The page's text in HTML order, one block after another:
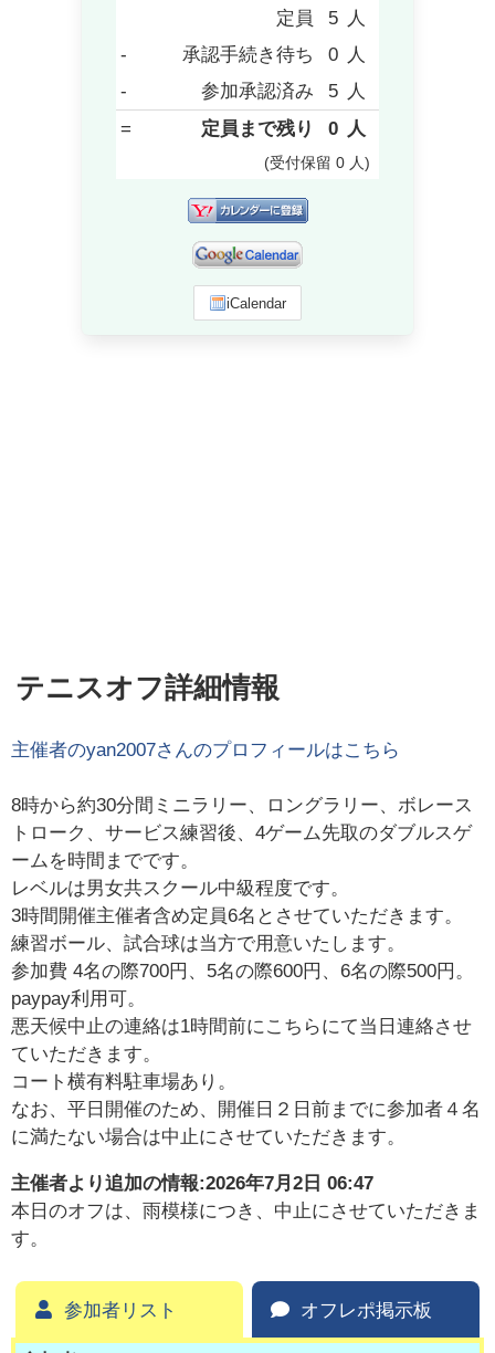
定員 5 人
-
承認手続き待ち 0 人
-
参加承認済み 5 人
=
定員まで残り 0 人
(受付保留 0 人)
iCalendar
テニスオフ詳細情報
主催者のyan2007さんのプロフィールはこちら
8時から約30分間ミニラリー、ロングラリー、ボレース
トローク、サービス練習後、4ゲーム先取のダブルスゲ
ームを時間までです。
レベルは男女共スクール中級程度です。
3時間開催主催者含め定員6名とさせていただきます。
練習ボール、試合球は当方で用意いたします。
参加費 4名の際700円、5名の際600円、6名の際500円。
paypay利用可。
悪天候中止の連絡は1時間前にこちらにて当日連絡させ
ていただきます。
コート横有料駐車場あり。
なお、平日開催のため、開催日２日前までに参加者４名
に満たない場合は中止にさせていただきます。
主催者より追加の情報:2026年7月2日 06:47
本日のオフは、雨模様につき、中止にさせていただきま
す。
参加者リスト オフレポ掲示板